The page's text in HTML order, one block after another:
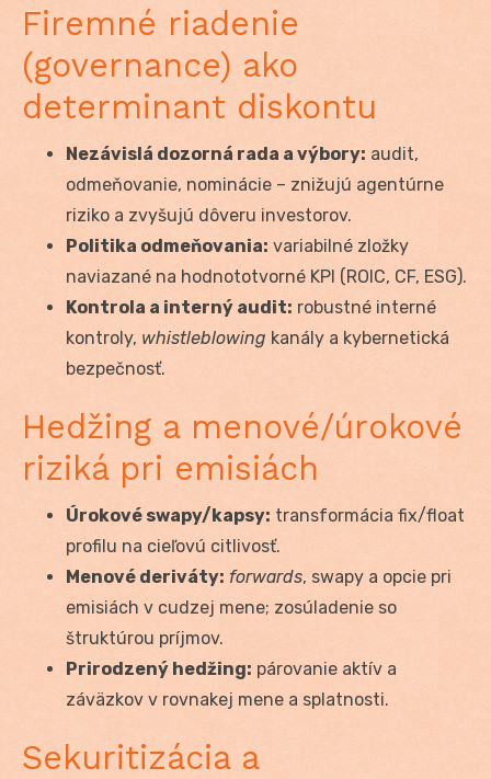
Firemné riadenie
(governance) ako
determinant diskontu
Nezávislá dozorná rada a výbory: audit,
odmeňovanie, nominácie – znižujú agentúrne
riziko a zvyšujú dôveru investorov.
Politika odmeňovania: variabilné zložky
naviazané na hodnototvorné KPI (ROIC, CF, ESG).
Kontrola a interný audit: robustné interné
kontroly, whistleblowing kanály a kybernetická
bezpečnosť.
Hedžing a menové/úrokové
riziká pri emisiách
Úrokové swapy/kapsy: transformácia fix/float
profilu na cieľovú citlivosť.
Menové deriváty: forwards, swapy a opcie pri
emisiách v cudzej mene; zosúladenie so
štruktúrou príjmov.
Prirodzený hedžing: párovanie aktív a
záväzkov v rovnakej mene a splatnosti.
Sekuritizácia a